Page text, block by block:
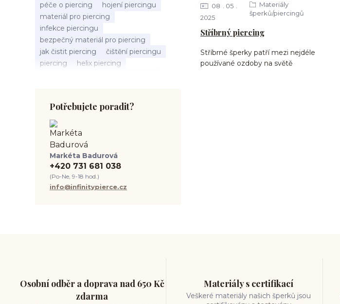
péče o piercing
hojení piercingu
materiál pro piercing
infekce piercingu
bezpečný materiál pro piercing
jak čistit piercing
čištění piercingu
piercing
helix piercing
septum piercing
módní piercing
intimní piercing
tipy pro piercing
piercing pro začátečníky
body piercing
ušní piercing
piercing rady
nový piercing
piercing ucha
chirurgická ocel 316L
první piercing
hypoalergenní materiál
ocelové šperky
titan šperky
Potřebujete poradit?
Markéta Badurová
+420 731 681 038
(Po-Ne, 9-18 hod.)
info@infinitypierce.cz
Stříbrný piercing
08
05
2025
Materiály
šperků/piercingů
Stříbrné šperky patří mezi nejdéle
používané ozdoby na světě
Osobní odběr a doprava nad 650 Kč
zdarma
Materiály s certifikací
Veškeré materiály našich šperků jsou